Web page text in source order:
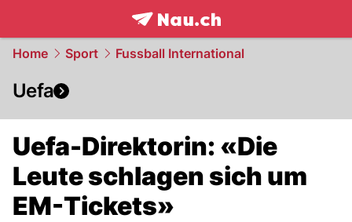
frontpage.NAU.ch
Home Sport Fussball International
Uefa
Uefa-Direktorin: «Die
Leute schlagen sich um
EM-Tickets»